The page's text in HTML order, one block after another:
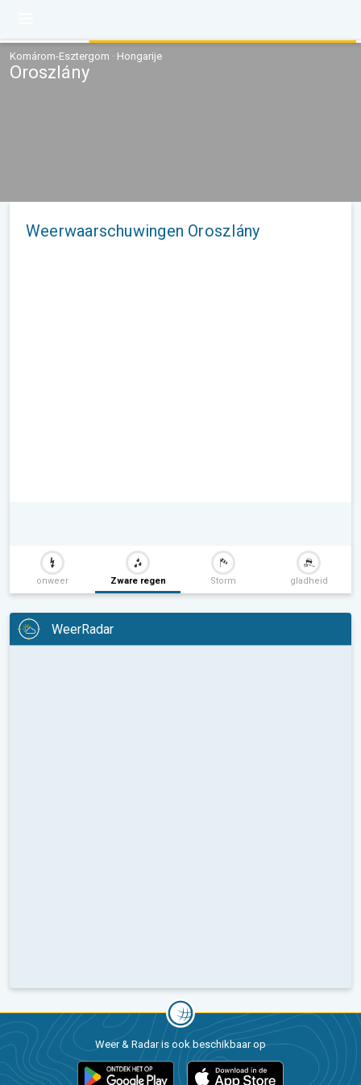
Komárom-Esztergom · Hongarije
Oroszlány
Weerwaarschuwingen Oroszlány
onweer Zware regen Storm gladheid
WeerRadar
Weer & Radar is ook beschikbaar op